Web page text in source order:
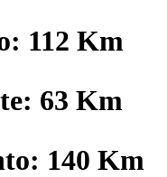
112 Km
63 Km
140 Km